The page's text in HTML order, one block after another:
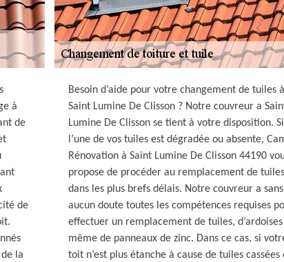
à
de
de
la
Besoin d’aide pour votre changement de tuiles à
Saint Lumine De Clisson ? Notre couvreur a
Lumine De Clisson se tient à votre disposition. Si
l’une de vos tuiles est dégradée ou absente,
Rénovation à Saint Lumine De Clisson 44190
propose de procéder au remplacement de tuiles
dans les plus brefs délais. Notre couvreur a sans
aucun doute toutes les compétences requises
effectuer un remplacement de tuiles,
même de panneaux de zinc. Dans ce cas, si
toit n’est plus étanche à cause de tuiles cassées